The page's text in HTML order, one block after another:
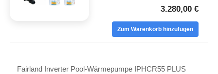
3.280,00 €
Zum Warenkorb hinzufügen
Fairland Inverter Pool-Wärmepumpe IPHCR55 PLUS